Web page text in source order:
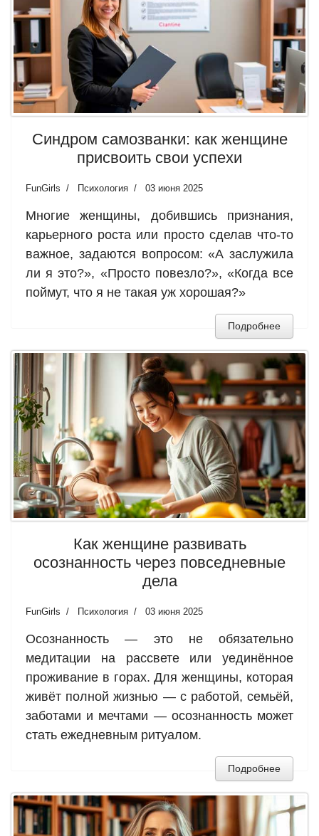
Синдром самозванки: как женщине
присвоить свои успехи
FunGirls Психология 03 июня 2025
Многие женщины, добившись признания,
карьерного роста или просто сделав что-то
важное, задаются вопросом: «А заслужила
ли я это?», «Просто повезло?», «Когда все
поймут, что я не такая уж хорошая?»
Подробнее
Как женщине развивать
осознанность через повседневные
дела
FunGirls Психология 03 июня 2025
Осознанность — это не обязательно
медитации на рассвете или уединённое
проживание в горах. Для женщины, которая
живёт полной жизнью — с работой, семьёй,
заботами и мечтами — осознанность может
стать ежедневным ритуалом.
Подробнее